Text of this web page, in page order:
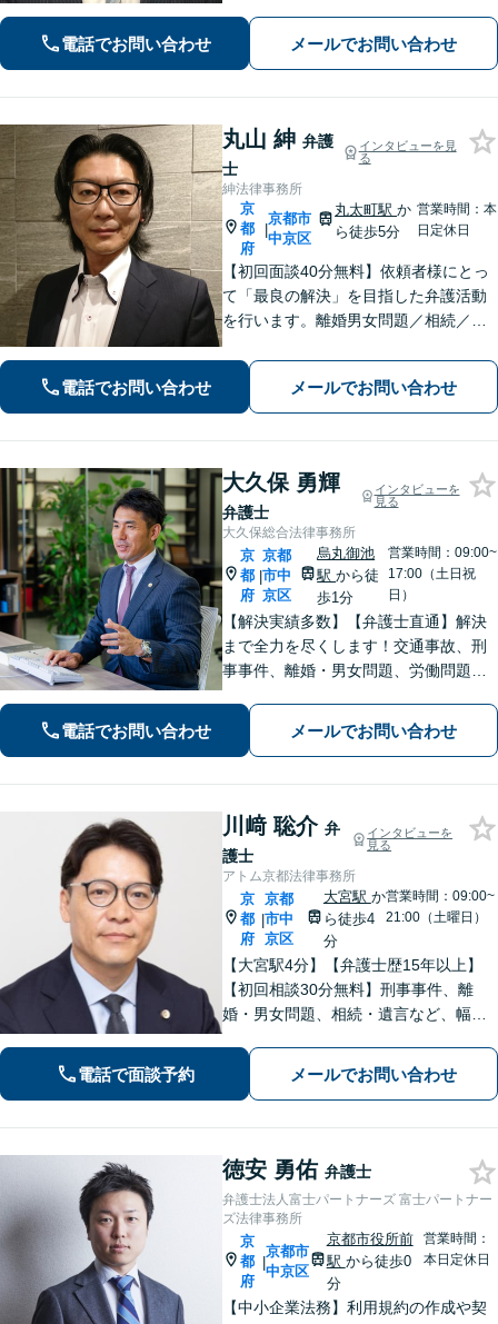
電話でお問い合わせ メールでお問い合わせ
丸山 紳 弁護
士
インタビューを見
る
紳法律事務所
京
都
府
|
京都市
中京区
丸太町駅か
ら徒歩5分
営業時間：本
日定休日
【初回面談40分無料】依頼者様にとっ
て「最良の解決」を目指した弁護活動
を行います。離婚男女問題／相続／不
に対応しています【丸太町駅5分】
電話でお問い合わせ メールでお問い合わせ
大久保 勇輝
弁護士
インタビューを
見る
大久保総合法律事務所
京
都
府
|
京都
市中
京区
烏丸御池
駅から徒
歩1分
営業時間：09:00~
17:00（土日祝
日）
【解決実績多数】【弁護士直通】解決
まで全力を尽くします！交通事故、刑
事事件、離婚・男女問題、労働問題、
てはお任せください。【子連れ対応
可】【土日夜間対応】
電話でお問い合わせ メールでお問い合わせ
川﨑 聡介 弁
護士
インタビューを
見る
アトム京都法律事務所
京
都
府
|
京都
市中
京区
大宮駅 か
ら徒歩4
分
営業時間：09:00~
21:00（土曜日）
【大宮駅4分】【弁護士歴15年以上】
【初回相談30分無料】刑事事件、離
婚・男女問題、相続・遺言など、幅広
る状況やご希望を丁寧にヒアリング
し、依頼者さまにとって最善の答えを
電話で面談予約 メールでお問い合わせ
徳安 勇佑 弁護士
弁護士法人富士パートナーズ 富士パートナー
ズ法律事務所
京
都
府
|
京都市
中京区
京都市役所前
駅 から徒歩0
分
営業時間：
本日定休日
【中小企業法務】利用規約の作成や契